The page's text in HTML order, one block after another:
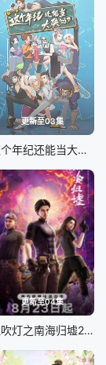
更新至03集
这个年纪还能当大侠吗第二季
更新至04集
鬼吹灯之南海归墟2025